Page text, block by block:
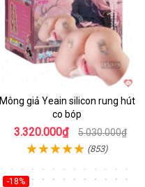
Mông giả Yeain silicon rung hút
co bóp
3.320.000₫ 5.030.000₫
(853)
-18%